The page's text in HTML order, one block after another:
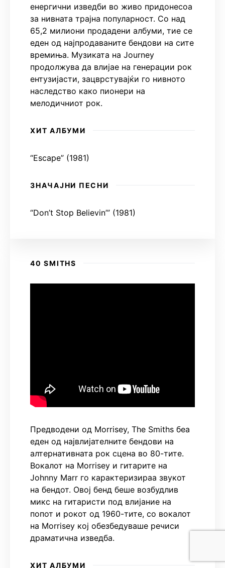
енергични изведби во живо придонесоа
за нивната трајна популарност. Со над
65,2 милиони продадени албуми, тие се
еден од најпродаваните бендови на сите
времиња. Музиката на Journey
продолжува да влијае на генерации рок
ентузијасти, зацврстувајќи го нивното
наследство како пионери на
мелодичниот рок.
ХИТ АЛБУМИ
“Escape” (1981)
ЗНАЧАЈНИ ПЕСНИ
“Don’t Stop Believin’” (1981)
40 SMITHS
Предводени од Morrisey, The Smiths беа
еден од највлијателните бендови на
алтернативната рок сцена во 80-тите.
Вокалот на Morrisey и гитарите на
Johnny Marr го карактеризираа звукот
на бендот. Овој бенд беше возбудлив
микс на гитаристи под влијание на
попот и рокот од 1960-тите, со вокалот
на Morrisey кој обезбедуваше речиси
драматична изведба.
ХИТ АЛБУМИ